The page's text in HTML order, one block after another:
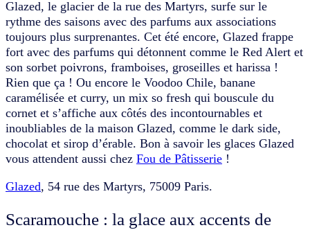
Glazed, le glacier de la rue des Martyrs, surfe sur le
rythme des saisons avec des parfums aux associations
toujours plus surprenantes. Cet été encore, Glazed frappe
fort avec des parfums qui détonnent comme le Red Alert et
son sorbet poivrons, framboises, groseilles et harissa !
Rien que ça ! Ou encore le Voodoo Chile, banane
caramélisée et curry, un mix so fresh qui bouscule du
cornet et s’affiche aux côtés des incontournables et
inoubliables de la maison Glazed, comme le dark side,
chocolat et sirop d’érable. Bon à savoir les glaces Glazed
vous attendent aussi chez Fou de Pâtisserie !
Glazed, 54 rue des Martyrs, 75009 Paris.
Scaramouche : la glace aux accents de